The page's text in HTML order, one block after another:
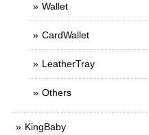
Wallet
CardWallet
LeatherTray
Others
KingBaby